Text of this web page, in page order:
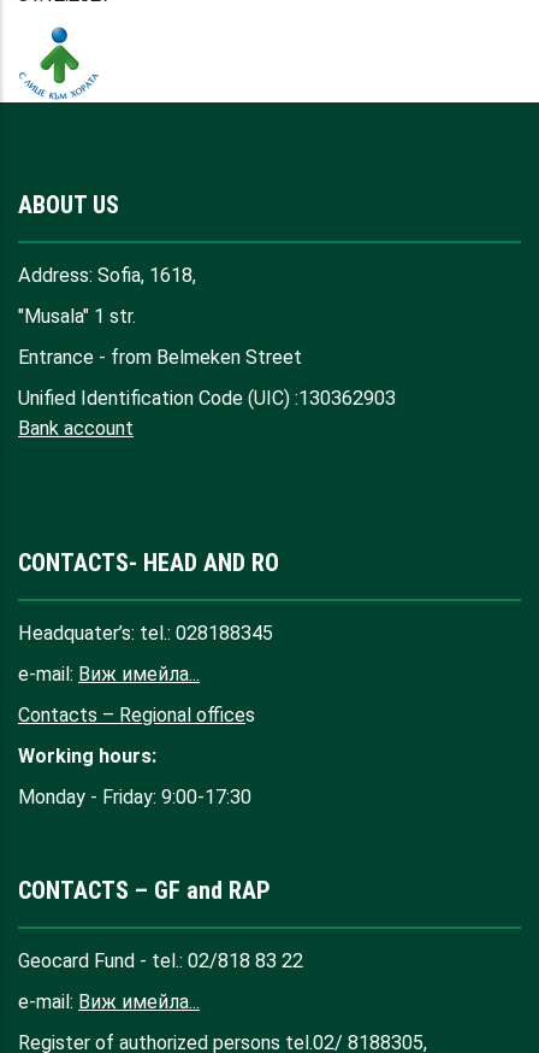
ABOUT US
Address: Sofia, 1618,
"Musala" 1 str.
Entrance - from Belmeken Street
Unified Identification Code (UIC) :130362903
Bank account
CONTACTS- HEAD AND RO
Headquater’s: tel.: 028188345
e-mail: Виж имейла...
Contacts – Regional offices
Working hours:
Monday - Friday: 9:00-17:30
CONTACTS – GF and RAP
Geocard Fund - tel.: 02/818 83 22
e-mail: Виж имейла...
Register of authorized persons tel.02/ 8188305,